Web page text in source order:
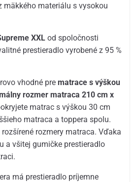
mäkkého materiálu s vysokou
XXLod spoločnosti
prestieradlo vyrobené z 95 %
vhodné prematrace s výškou
rozmer matraca 210 cm x
matrac s výškou 30 cm
matraca a toppera spolu.
rozmery matraca. Vďaka
a všitej gumičke prestieradlo
má prestieradlo príjemne